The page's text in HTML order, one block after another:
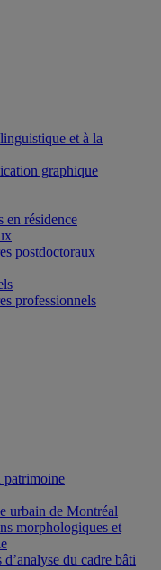
et à la
graphique
en résidence
postdoctoraux
professionnels
patrimoine
urbain de Montréal
morphologiques et
du cadre bâti